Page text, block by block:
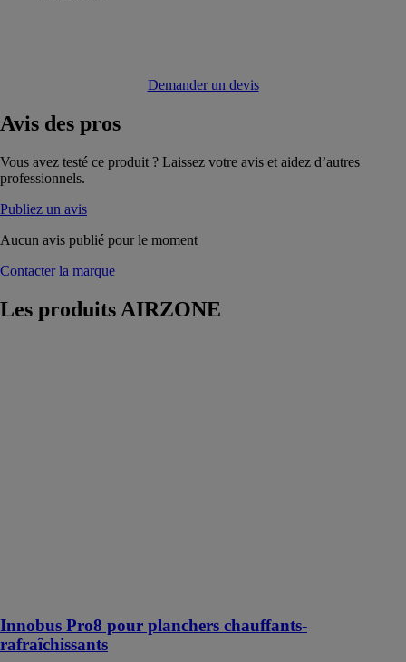
Demander un devis
Avis des pros
Vous avez testé ce produit ? Laissez votre avis et aidez d’autres
professionnels.
Publiez un avis
Aucun avis publié pour le moment
Contacter la marque
Les produits AIRZONE
Innobus Pro8 pour planchers chauffants-
rafraîchissants